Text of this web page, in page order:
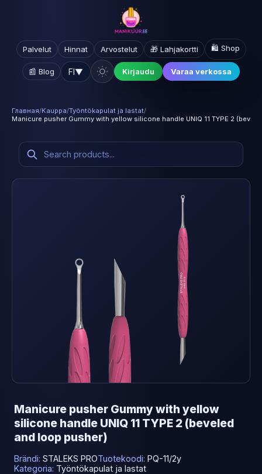
Palvelut Hinnat Arvostelut 🎁 Lahjakortti 🛍️ Shop
📰 Blog FI▼ Kirjaudu Varaa verkossa
Главная/Kauppa/Työntökapulat ja lastat/
Manicure pusher Gummy with yellow silicone handle UNIQ 11 TYPE 2
Manicure pusher Gummy with yellow
silicone handle UNIQ 11 TYPE 2 (beveled
and loop pusher)
Brändi: STALEKS PROTuotekoodi: PQ-11/2y
Kategoria: Työntökapulat ja lastat